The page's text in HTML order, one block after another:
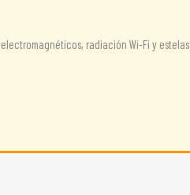
radiación Wi-Fi y